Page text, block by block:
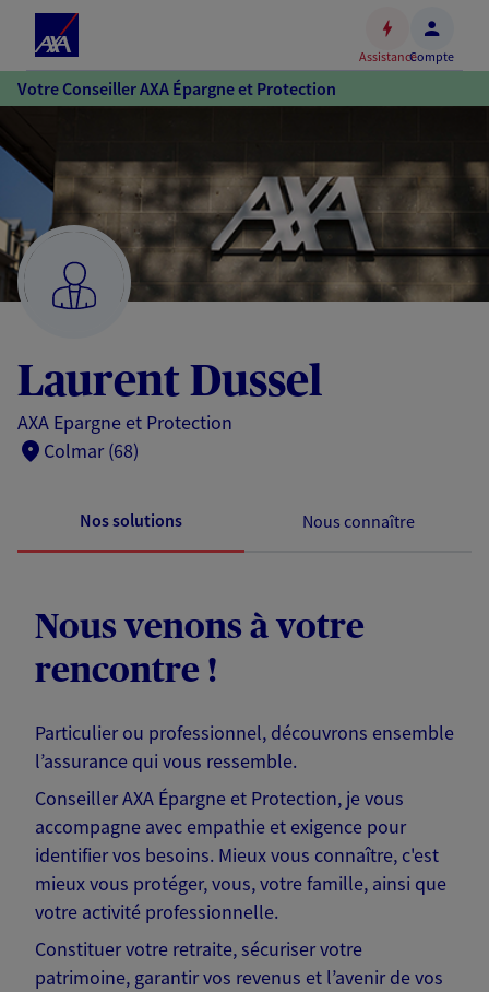
Accéder
au
Accéder
au
pied
de
page
AssistanceCompte
Votre Conseiller AXA Épargne et Protection
Laurent Dussel
AXA Epargne et Protection
Colmar (68)
Nos solutions Nous connaître
Nous venons à votre
rencontre !
Particulier ou professionnel, découvrons ensemble
l’assurance qui vous ressemble.
Conseiller AXA Épargne et Protection, je vous
accompagne avec empathie et exigence pour
identifier vos besoins. Mieux vous connaître, c'est
mieux vous protéger, vous, votre famille, ainsi que
votre activité professionnelle.
Constituer votre retraite, sécuriser votre
patrimoine, garantir vos revenus et l’avenir de vos